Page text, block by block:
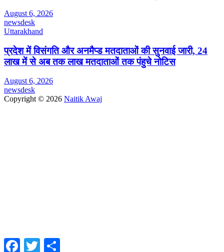
August 6, 2026
newsdesk
Uttarakhand
प्रदेश में विसंगति और अनमैप्ड मतदाताओं की सुनवाई जारी, 24
लाख में से अब तक लाख मतदाताओं तक पंहुचे नोटिस
August 6, 2026
newsdesk
Copyright © 2026 Naitik Awaj
FacebookTwitter